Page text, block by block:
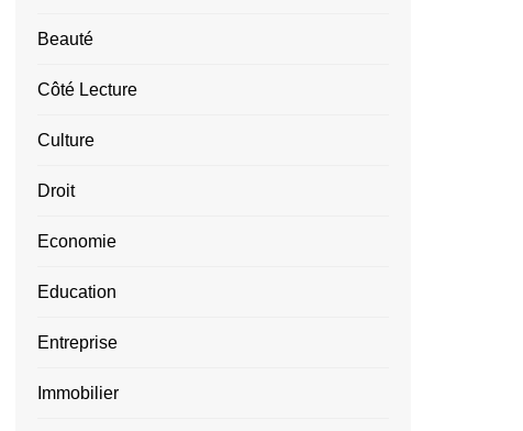
Beauté
Côté Lecture
Culture
Droit
Economie
Education
Entreprise
Immobilier